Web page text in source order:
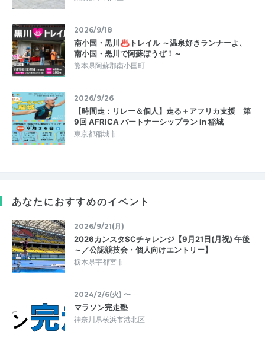
2026/9/18
南小国・黒川♨トレイル ～温泉好きランナーよ、
南小国・黒川で阿蘇ぼうぜ！～
熊本県阿蘇郡南小国町
2026/9/26
【時間走：リレー＆個人】走る＋アフリカ支援 第
9回 AFRICA パートナーシップラン in 稲城
東京都稲城市
あなたにおすすめのイベント
2026/9/21(月)
2026カンスタSCチャレンジ【9月21日(月祝) 午後
～／公認競技会・個人向けエントリー】
栃木県宇都宮市
2024/2/6(火) 〜
マラソン完走塾
神奈川県横浜市港北区